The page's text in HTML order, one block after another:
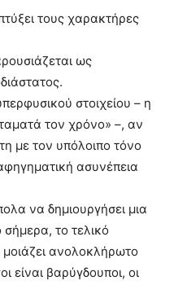
τους χαρακτήρες
ως
στοιχείου – η
τον χρόνο» –, αν
με τον υπόλοιπο τόνο
ασυνέπεια
να δημιουργήσει μια
το τελικό
μοιάζει ανολοκλήρωτο
είναι βαρύγδουποι, οι